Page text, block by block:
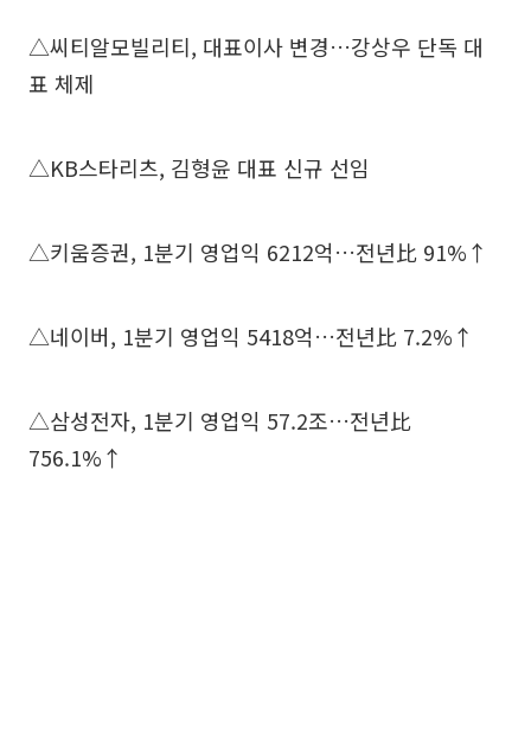
△씨티알모빌리티, 대표이사 변경…강상우 단독 대
표 체제
△KB스타리츠, 김형윤 대표 신규 선임
△키움증권, 1분기 영업익 6212억…전년比 91%↑
△네이버, 1분기 영업익 5418억…전년比 7.2%↑
△삼성전자, 1분기 영업익 57.2조…전년比
756.1%↑